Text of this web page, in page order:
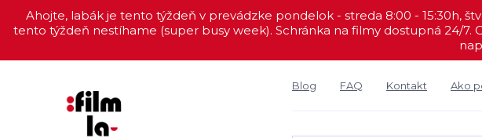
Ahojte, labák je tento týždeň v prevádzke pondelok - streda 8:00 - 15:30h,
tento týždeň nestíhame (super busy week). Schránka na filmy dostupná 24/
Blog FAQ Kontakt Ako